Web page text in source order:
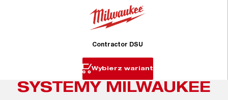
Contractor DSU
Wybierz wariant
SYSTEMY MILWAUKEE